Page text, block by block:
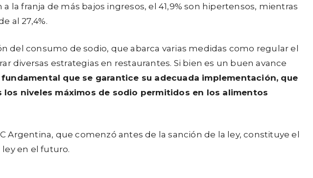
la franja de más bajos ingresos, el 41,9% son hipertensos, mientras
al 27,4%.
del consumo de sodio, que abarca varias medidas como regular el
diversas estrategias en restaurantes. Si bien es un buen avance
que se garantice su adecuada implementación, que
niveles máximos de sodio permitidos en los alimentos
que comenzó antes de la sanción de la ley, constituye el
en el futuro.